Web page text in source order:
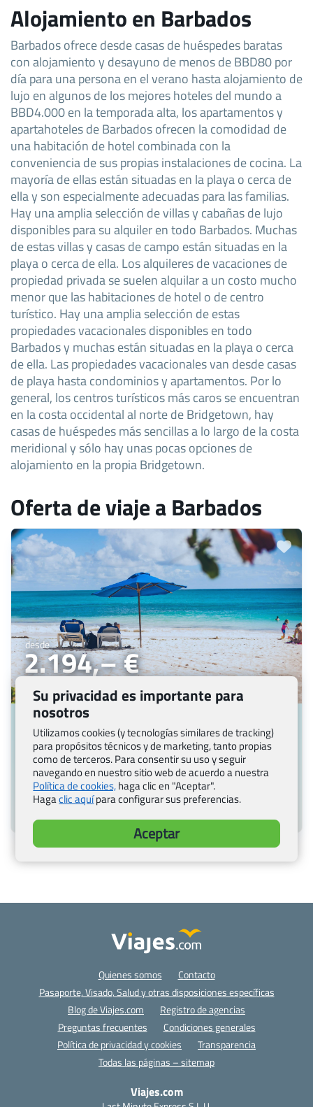
Alojamiento en Barbados
Barbados ofrece desde casas de huéspedes baratas
con alojamiento y desayuno de menos de BBD80 por
día para una persona en el verano hasta alojamiento de
lujo en algunos de los mejores hoteles del mundo a
BBD4.000 en la temporada alta, los apartamentos y
apartahoteles de Barbados ofrecen la comodidad de
una habitación de hotel combinada con la
conveniencia de sus propias instalaciones de cocina. La
mayoría de ellas están situadas en la playa o cerca de
ella y son especialmente adecuadas para las familias.
Hay una amplia selección de villas y cabañas de lujo
disponibles para su alquiler en todo Barbados. Muchas
de estas villas y casas de campo están situadas en la
playa o cerca de ella. Los alquileres de vacaciones de
propiedad privada se suelen alquilar a un costo mucho
menor que las habitaciones de hotel o de centro
turístico. Hay una amplia selección de estas
propiedades vacacionales disponibles en todo
Barbados y muchas están situadas en la playa o cerca
de ella. Las propiedades vacacionales van desde casas
de playa hasta condominios y apartamentos. Por lo
general, los centros turísticos más caros se encuentran
en la costa occidental al norte de Bridgetown, hay
casas de huéspedes más sencillas a lo largo de la costa
meridional y sólo hay unas pocas opciones de
alojamiento en la propia Bridgetown.
Oferta de viaje a Barbados
desde
2.194,– €
BARBADOS
Viaje a los Barbados
Paquete de viaje incl. vuelos y hotel
Paquete de viaje incluye:1 destino, 10 noches,
2 transportes/vuelos
Itinerario: Vuelo → Barbados → Vuelo de vuelta
Quienes somos
Contacto
Pasaporte, Visado, Salud y otras disposiciones específicas
Blog de Viajes.com
Registro de agencias
Preguntas frecuentes
Condiciones generales
Política de privacidad y cookies
Transparencia
Todas las páginas – sitemap
Viajes.com
Su privacidad es importante para
nosotros
Utilizamos cookies (y tecnologías similares de tracking)
para propósitos técnicos y de marketing, tanto propias
como de terceros. Para consentir su uso y seguir
navegando en nuestro sitio web de acuerdo a nuestra
Política de cookies,haga clic en "Aceptar".
Hagaclic aquípara configurar sus preferencias.
Aceptar